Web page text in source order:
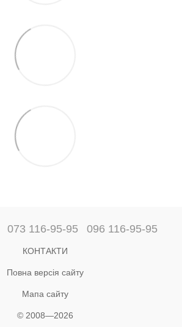
073 116-95-95 096 116-95-95
КОНТАКТИ
Повна версія сайту
Мапа сайту
© 2008—2026